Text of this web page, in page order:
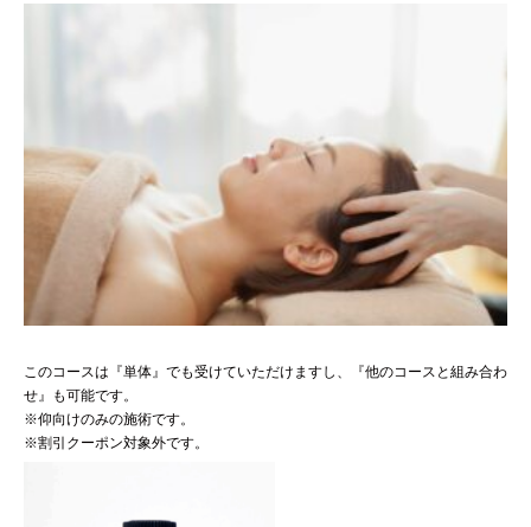
このコースは『単体』でも受けていただけますし、『他のコースと組み合わ
せ』も可能です。
※仰向けのみの施術です。
※割引クーポン対象外です。